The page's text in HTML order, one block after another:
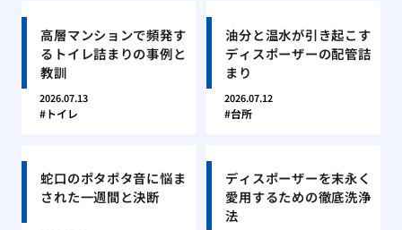
高層マンションで頻発す
るトイレ詰まりの事例と
教訓
2026.07.13
トイレ
油分と温水が引き起こす
ディスポーザーの配管詰
まり
2026.07.12
台所
蛇口のポタポタ音に悩ま
された一週間と決断
ディスポーザーを末永く
愛用するための徹底洗浄
法